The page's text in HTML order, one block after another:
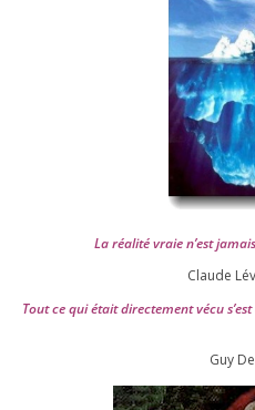
La réa­lité vraie n’est
Claude
Tout ce qui était direc­te­ment vécu
Guy